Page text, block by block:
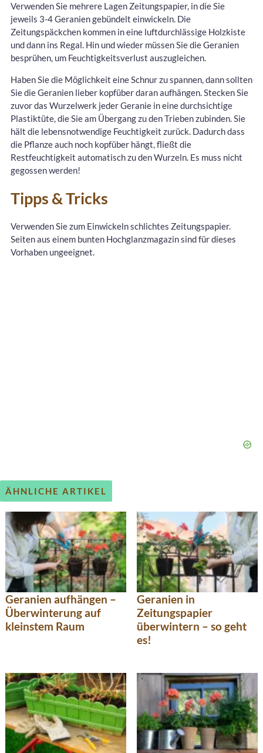
Verwenden Sie mehrere Lagen Zeitungspapier, in die Sie
jeweils 3-4 Geranien gebündelt einwickeln. Die
Zeitungspäckchen kommen in eine luftdurchlässige Holzkiste
und dann ins Regal. Hin und wieder müssen Sie die Geranien
besprühen, um Feuchtigkeitsverlust auszugleichen.
Haben Sie die Möglichkeit eine Schnur zu spannen, dann sollten
Sie die Geranien lieber kopfüber daran aufhängen. Stecken Sie
zuvor das Wurzelwerk jeder Geranie in eine durchsichtige
Plastiktüte, die Sie am Übergang zu den Trieben zubinden. Sie
hält die lebensnotwendige Feuchtigkeit zurück. Dadurch dass
die Pflanze auch noch kopfüber hängt, fließt die
Restfeuchtigkeit automatisch zu den Wurzeln. Es muss nicht
gegossen werden!
Tipps & Tricks
Verwenden Sie zum Einwickeln schlichtes Zeitungspapier.
Seiten aus einem bunten Hochglanzmagazin sind für dieses
Vorhaben ungeeignet.
ÄHNLICHE ARTIKEL
Geranien aufhängen –
Überwinterung auf
kleinstem Raum
Geranien in
Zeitungspapier
überwintern – so geht
es!